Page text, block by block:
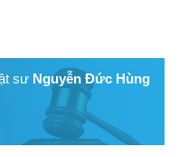
sư Nguyễn Đức Hùng